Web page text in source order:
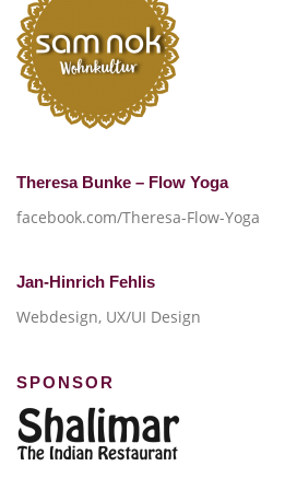
Theresa Bunke – Flow Yoga
facebook.com/Theresa-Flow-Yoga
Jan-Hinrich Fehlis
Webdesign, UX/UI Design
SPONSOR